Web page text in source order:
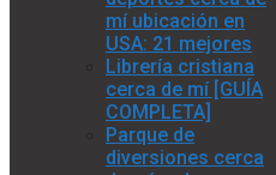
mí ubicación en
USA: 21 mejores
Librería cristiana
cerca de mí [GUÍA
COMPLETA]
Parque de
diversiones cerca